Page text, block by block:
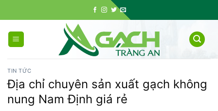
to
content
TIN TỨC
Địa chỉ chuyên sản xuất gạch không
nung Nam Định giá rẻ